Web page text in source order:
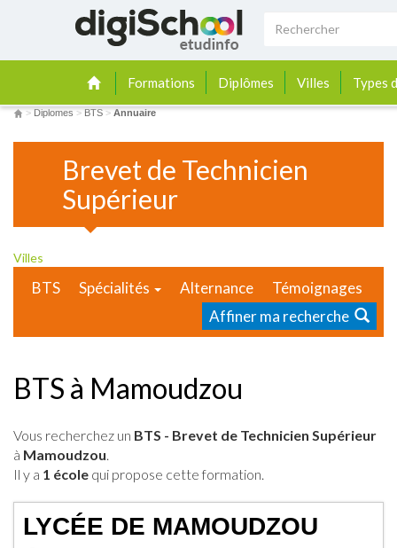
Formations Diplômes Villes Types
> Diplomes > BTS > Annuaire
Brevet de Technicien
Supérieur
Villes
BTS Spécialités Alternance
Témoignages
Affiner ma recherche
BTS à Mamoudzou
Vous recherchez un BTS - Brevet de Technicien Supérieur
à Mamoudzou.
Il y a 1 école qui propose cette formation.
LYCÉE DE MAMOUDZOU